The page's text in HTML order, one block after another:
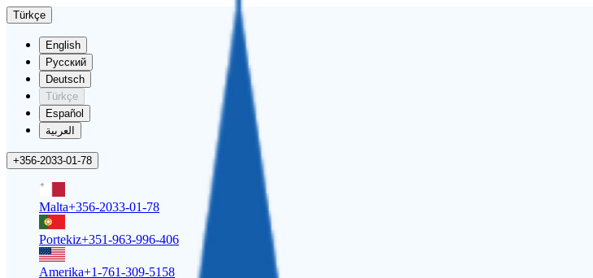
Türkçe
English
Русский
Deutsch
Türkçe
Español
العربية
+356-2033-01-78
Malta+356-2033-01-78
Portekiz+351-963-996-406
Amerika+1-761-309-5158